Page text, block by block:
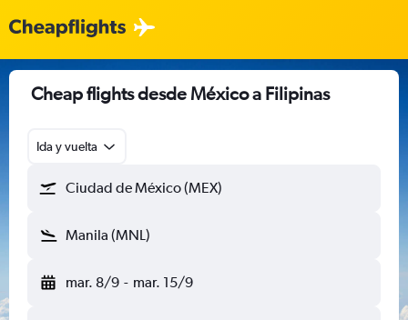
Cheap flights desde México a Filipinas
Ida y vuelta
Ciudad de México (MEX)
Manila (MNL)
mar. 8/9 - mar. 15/9